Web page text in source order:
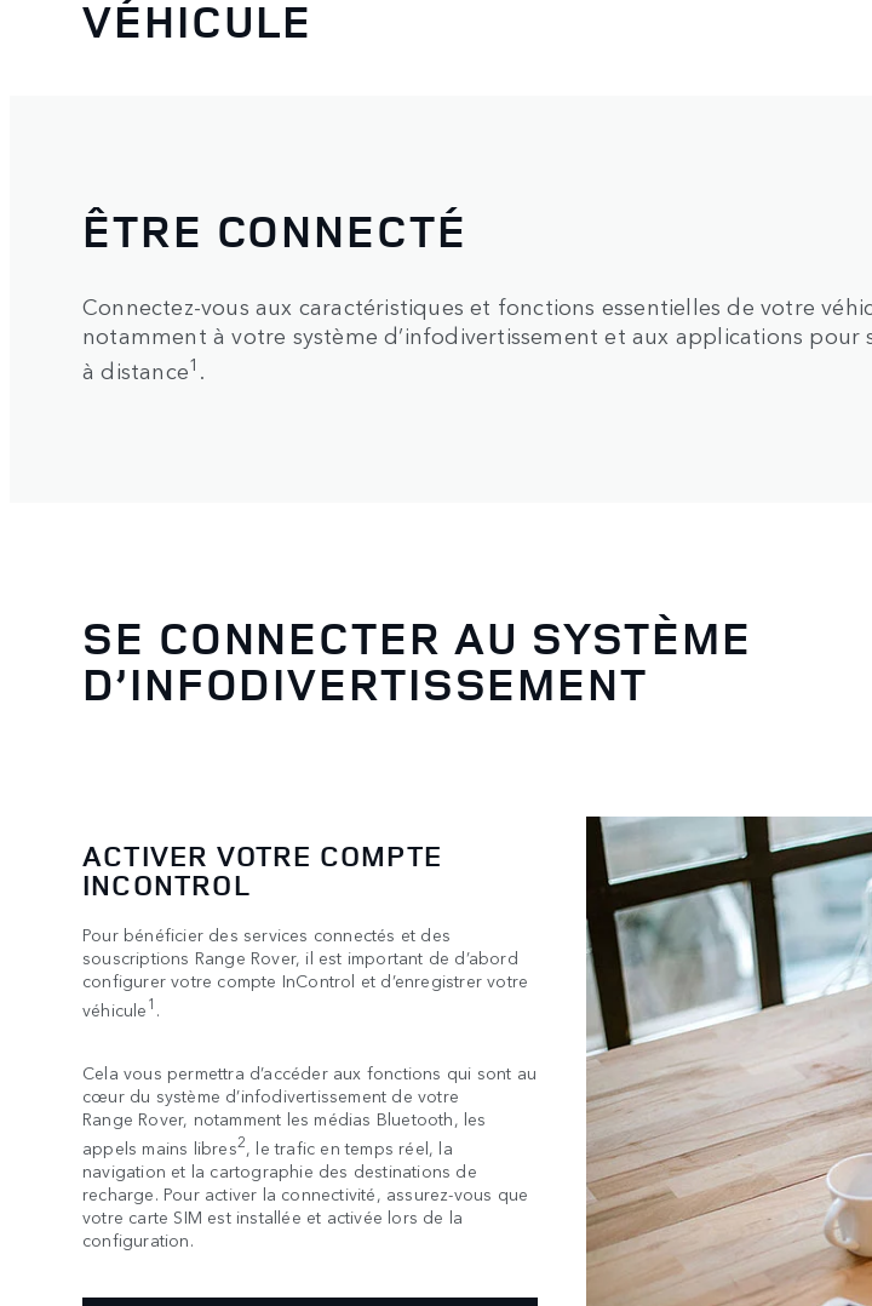
VÉHICULE
ÊTRE CONNECTÉ
Connectez-vous aux caractéristiques et fonctions essentielles de votre
notamment à votre système d’infodivertissement et aux applications pour
à distance1 .
SE CONNECTER AU SYSTÈME
D’INFODIVERTISSEMENT
ACTIVER VOTRE COMPTE
INCONTROL
Pour bénéficier des services connectés et des
souscriptions Range Rover, il est important de d’abord
configurer votre compte InControl et d’enregistrer votre
véhicule1 .
Cela vous permettra d’accéder aux fonctions qui sont au
cœur du système d’infodivertissement de votre
Range Rover, notamment les médias Bluetooth, les
appels mains libres2, le trafic en temps réel, la
navigation et la cartographie des destinations de
recharge. Pour activer la connectivité, assurez-vous que
votre carte SIM est installée et activée lors de la
configuration.